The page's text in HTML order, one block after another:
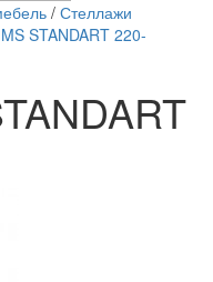
/ Стеллажи
STANDART 220-